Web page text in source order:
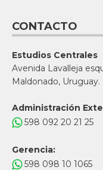
CONTACTO
Estudios Centrales
Avenida Lavalleja
Maldonado, Uruguay.
Administración
598 092 20 21 25
Gerencia:
598 098 10 1065